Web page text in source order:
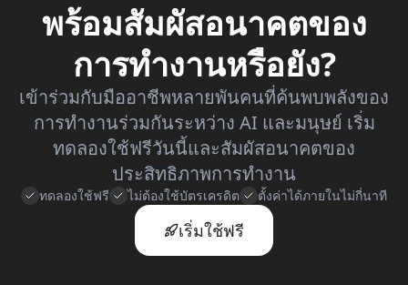
พร้อมสัมผัสอนาคตของ
การทำงานหรือยัง?
เข้าร่วมกับมืออาชีพหลายพันคนที่ค้นพบพลังของ
การทำงานร่วมกันระหว่าง AI และมนุษย์ เริ่ม
ทดลองใช้ฟรีวันนี้และสัมผัสอนาคตของ
ประสิทธิภาพการทำงาน
ทดลองใช้ฟรี ไม่ต้องใช้บัตรเครดิต ตั้งค่าได้ภายในไม่กี่นาที
เริ่มใช้ฟรี